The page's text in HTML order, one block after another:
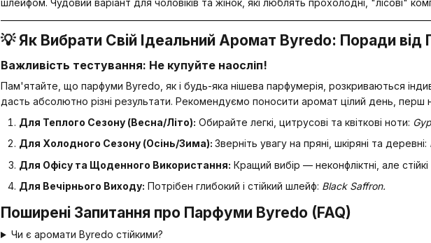
💡 Як Вибрати Свій Ідеальний Аромат Byredo: Поради
Важливість тестування: Не купуйте наосліп!
Пам'ятайте, що парфуми Byredo, як і будь-яка нішева парфумерія, розкриваються
дасть абсолютно різні результати. Рекомендуємо поносити аромат цілий день, перш
Для Теплого Сезону (Весна/Літо): Обирайте легкі, цитрусові та квіткові ноти:
Для Холодного Сезону (Осінь/Зима): Зверніть увагу на пряні, шкіряні та деревні:
Для Офісу та Щоденного Використання: Кращий вибір — неконфліктні, але
Для Вечірнього Виходу: Потрібен глибокий і стійкий шлейф: Black Saffron.
Поширені Запитання про Парфуми Byredo (FAQ)
Чи є аромати Byredo стійкими?